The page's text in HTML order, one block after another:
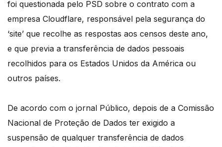
foi questionada pelo PSD sobre o contrato com a
empresa Cloudflare, responsável pela segurança do
‘site’ que recolhe as respostas aos censos deste ano,
e que previa a transferência de dados pessoais
recolhidos para os Estados Unidos da América ou
outros países.
De acordo com o jornal Público, depois de a Comissão
Nacional de Proteção de Dados ter exigido a
suspensão de qualquer transferência de dados